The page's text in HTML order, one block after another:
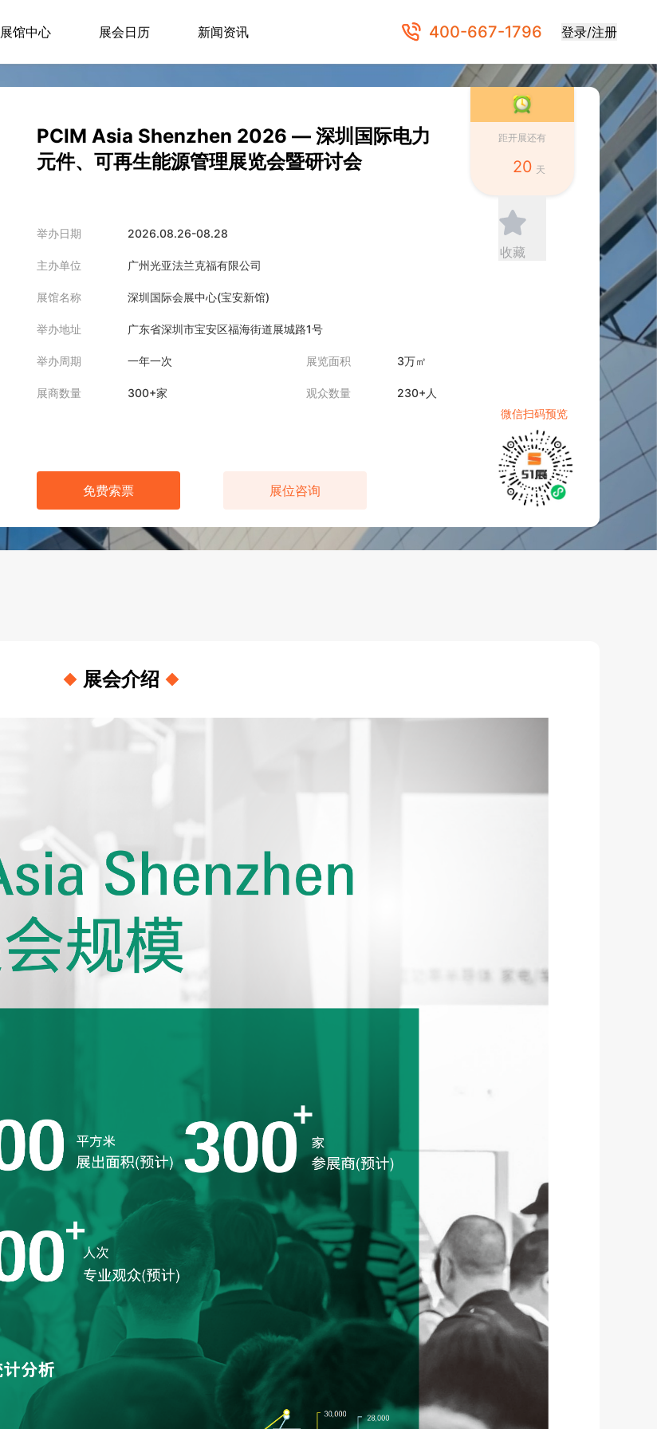
展馆中心 展会日历 新闻资讯 400-667-1796 登录/注册
PCIM Asia Shenzhen 2026 — 深圳国际电力
元件、可再生能源管理展览会暨研讨会
举办日期 2026.08.26-08.28
主办单位 广州光亚法兰克福有限公司
展馆名称 深圳国际会展中心(宝安新馆)
举办地址 广东省深圳市宝安区福海街道展城路1号
举办周期 一年一次 展览面积 3万㎡
展商数量 300+家 观众数量
230+人
微信扫码预览
免费索票 展位咨询
距开展还有
20 天
收藏
展会介绍